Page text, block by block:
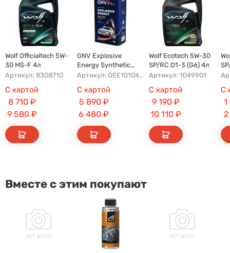
Wolf Officialtech 5W-
30 MS-F 4л
Артикул: 8308710
С картой
8 710₽
9 580₽
GNV Explosive
Energy Synthetic
A5/B5 5W-30 4л
Артикул: GEE1010453040120530004
С картой
5 890₽
6 480 ₽
Wolf Ecotech 5W-30
SP/RC D1-3 (G6) 4л
Артикул: 1049901
С картой
9 190₽
10 110₽
С
1
Вместе с этим покупают